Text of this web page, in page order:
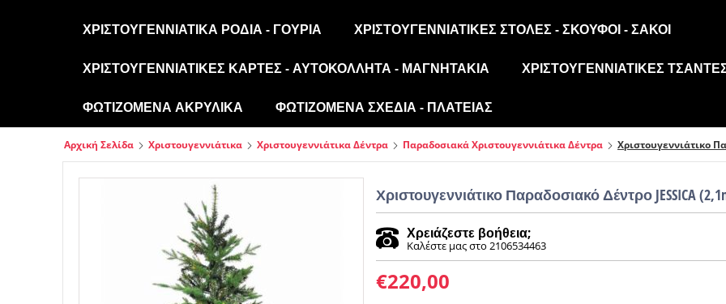
ΧΡΙΣΤΟΥΓΕΝΝΙΆΤΙΚΑ ΡΌΔΙΑ - ΓΟΎΡΙΑ ΧΡΙΣΤΟΥΓΕΝΝΙΆΤΙΚΕΣ ΣΤΟΛΈΣ - ΣΚΟΎΦΟΙ - ΣΆΚΟΙ
ΧΡΙΣΤΟΥΓΕΝΝΙΆΤΙΚΕΣ ΚΆΡΤΕΣ - ΑΥΤΟΚΌΛΛΗΤΑ - ΜΑΓΝΗΤΆΚΙΑ ΧΡΙΣΤΟΥΓΕΝΝΙΆΤΙΚΕΣ
ΦΩΤΙΖΌΜΕΝΑ ΑΚΡΥΛΙΚΆ ΦΩΤΙΖΌΜΕΝΑ ΣΧΈΔΙΑ - ΠΛΑΤΕΊΑΣ
Αρχική Σελίδα Χριστουγεννιάτικα Χριστουγεννιάτικα Δέντρα Παραδοσιακά Χριστουγεννιάτικα Δέντρα Χριστουγεννιάτικο
Χριστουγεννιάτικο Παραδοσιακό Δέντρο JESSICA
Χρειάζεστε βοήθεια;
Καλέστε μας στο 2106534463
€220,00